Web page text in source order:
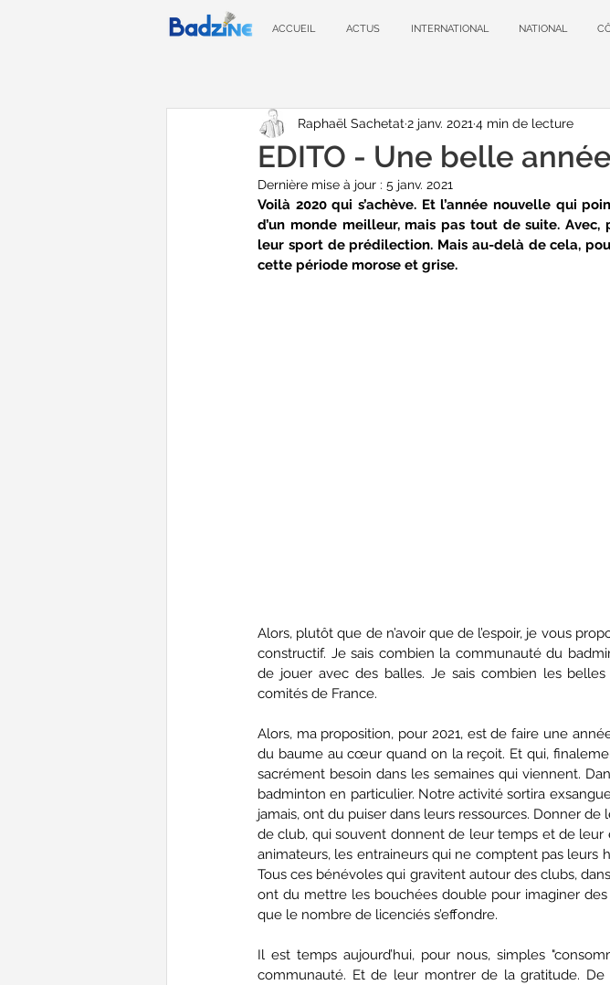
ACCUEIL ACTUS INTERNATIONAL NATIONAL
EDITO - Une belle
Raphaël Sachetat 2 janv. 2021 4 min de lecture
Dernière mise à jour : 5 janv. 2021
Voilà 2020 qui s’achève. Et l’année nouvelle qui
d’un monde meilleur, mais pas tout de suite.
leur sport de prédilection. Mais au-delà de cela,
cette période morose et grise.
Alors, plutôt que de n’avoir que de l’espoir, je vous
constructif. Je sais combien la communauté du
de jouer avec des balles. Je sais combien les
comités de France.
Alors, ma proposition, pour 2021, est de faire une
du baume au cœur quand on la reçoit. Et qui,
sacrément besoin dans les semaines qui viennent.
badminton en particulier. Notre activité sortira
jamais, ont du puiser dans leurs ressources. Donner
de club, qui souvent donnent de leur temps et de
animateurs, les entraineurs qui ne comptent pas leurs
Tous ces bénévoles qui gravitent autour des clubs,
ont du mettre les bouchées double pour imaginer
que le nombre de licenciés s’effondre.
Il est temps aujourd’hui, pour nous, simples
communauté. Et de leur montrer de la gratitude.